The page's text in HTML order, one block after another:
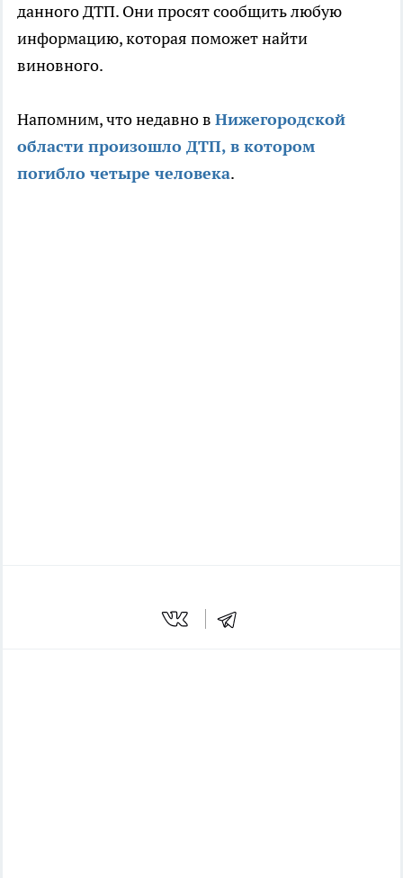
данного ДТП. Они просят сообщить любую
информацию, которая поможет найти
виновного.
Напомним, что недавно в Нижегородской
области произошло ДТП, в котором
погибло четыре человека.